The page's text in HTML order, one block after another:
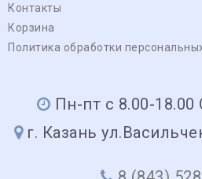
Контакты
Корзина
Политика обработки
Пн-пт с 8.00-18.00
г. Казань